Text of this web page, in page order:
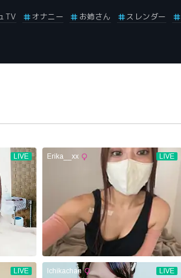
TV オナニー お姉さん スレンダー